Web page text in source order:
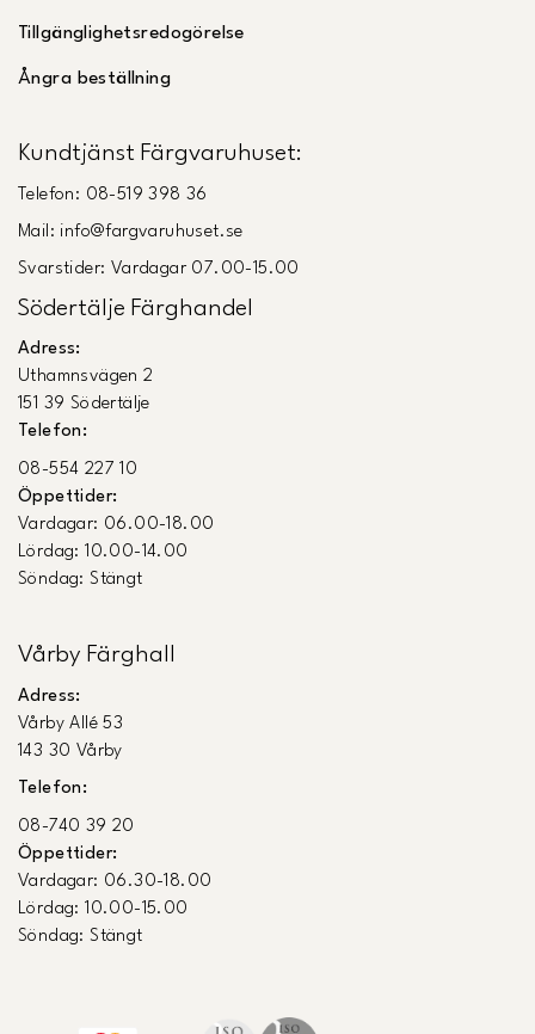
Tillgänglighetsredogörelse
Ångra beställning
Kundtjänst Färgvaruhuset:
Telefon: 08-519 398 36
Mail: info@fargvaruhuset.se
Svarstider: Vardagar 07.00-15.00
Södertälje Färghandel
Adress:
Uthamnsvägen 2
151 39 Södertälje
Telefon:
08-554 227 10
Öppettider:
Vardagar: 06.00-18.00
Lördag: 10.00-14.00
Söndag: Stängt
Vårby Färghall
Adress:
Vårby Allé 53
143 30 Vårby
Telefon:
08-740 39 20
Öppettider:
Vardagar: 06.30-18.00
Lördag: 10.00-15.00
Söndag: Stängt